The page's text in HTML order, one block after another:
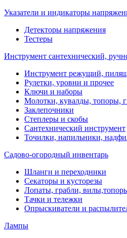
Указатели и индикаторы
Детекторы напряжения
Тестеры
Инструмент сантехнический,
Инструмент режущий,
Рулетки, уровни и прочее
Ключи и наборы
Молотки, кувалды, топоры,
Заклепочники
Степлеры и скобы
Сантехнический инструмент
Точилки, напильники,
Садово-огородный инвентарь
Шланги и переходники
Секаторы и кусторезы
Лопаты, грабли,
Тачки и тележки
Опрыскиватели и
Лампы